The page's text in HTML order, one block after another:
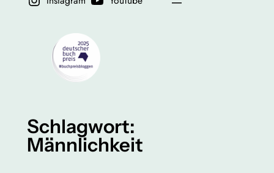
Schlagwort:
Männlichkeit